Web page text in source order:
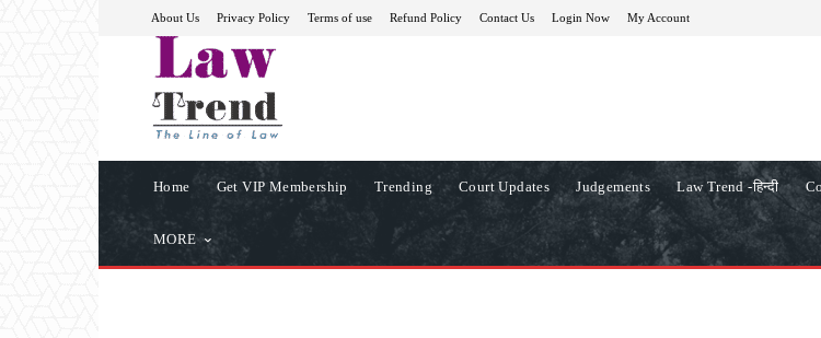
About Us Privacy Policy Terms of use Refund Policy Contact Us Login Now My Account
Home Get VIP Membership Trending Court Updates Judgements Law Trend -हिन्दी
MORE